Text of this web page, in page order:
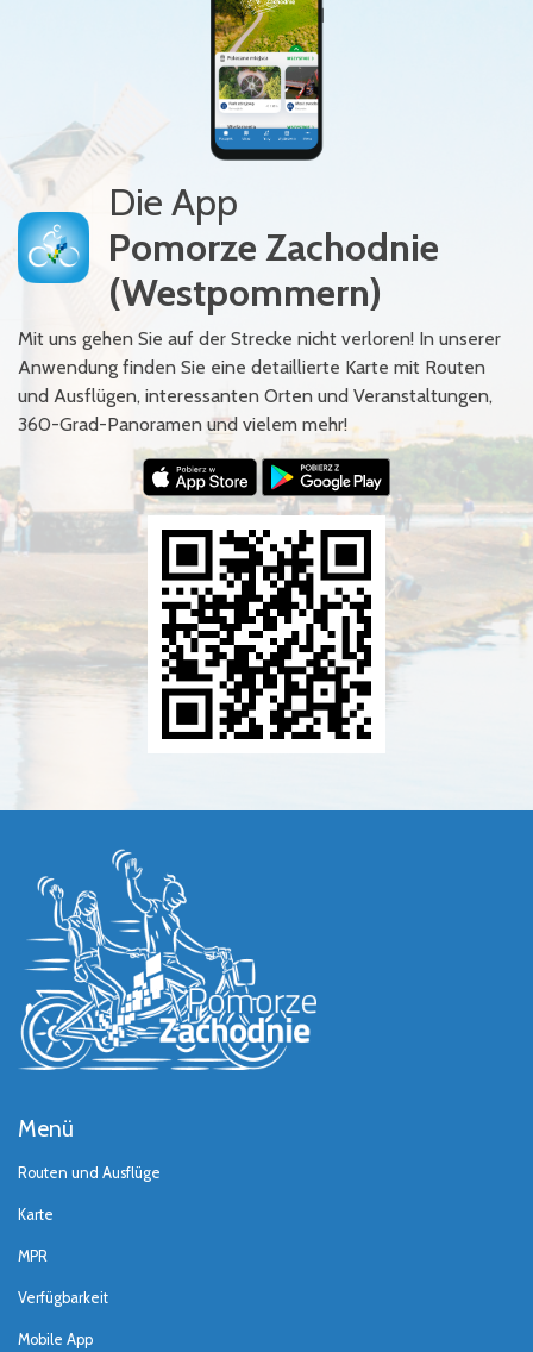
Die App
Pomorze Zachodnie
(Westpommern)
Mit uns gehen Sie auf der Strecke nicht verloren! In unserer
Anwendung finden Sie eine detaillierte Karte mit Routen
und Ausflügen, interessanten Orten und Veranstaltungen,
360-Grad-Panoramen und vielem mehr!
Menü
Routen und Ausflüge
Karte
MPR
Verfügbarkeit
Mobile App